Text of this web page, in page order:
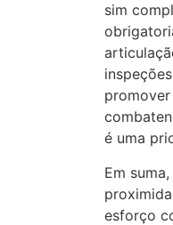
sim
é uma
Em
esforço